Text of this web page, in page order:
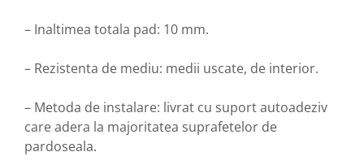
– Inaltimea totala pad: 10 mm.
– Rezistenta de mediu: medii uscate, de interior.
– Metoda de instalare: livrat cu suport autoadeziv
care adera la majoritatea suprafetelor de
pardoseala.